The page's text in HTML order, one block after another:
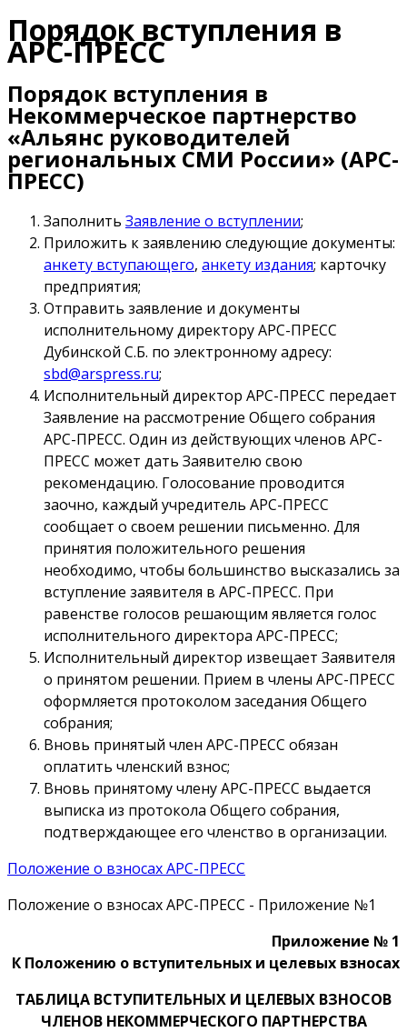
Порядок вступления в
АРС-ПРЕСС
Порядок вступления в
Некоммерческое партнерство
«Альянс руководителей
региональных СМИ России» (АРС-
ПРЕСС)
Заполнить Заявление о вступлении;
Приложить к заявлению следующие документы:
анкету вступающего, анкету издания; карточку
предприятия;
Отправить заявление и документы
исполнительному директору АРС-ПРЕСС
Дубинской С.Б. по электронному адресу:
sbd@arspress.ru;
Исполнительный директор АРС-ПРЕСС передает
Заявление на рассмотрение Общего собрания
АРС-ПРЕСС. Один из действующих членов АРС-
ПРЕСС может дать Заявителю свою
рекомендацию. Голосование проводится
заочно, каждый учредитель АРС-ПРЕСС
сообщает о своем решении письменно. Для
принятия положительного решения
необходимо, чтобы большинство высказались за
вступление заявителя в АРС-ПРЕСС. При
равенстве голосов решающим является голос
исполнительного директора АРС-ПРЕСС;
Исполнительный директор извещает Заявителя
о принятом решении. Прием в члены АРС-ПРЕСС
оформляется протоколом заседания Общего
собрания;
Вновь принятый член АРС-ПРЕСС обязан
оплатить членский взнос;
Вновь принятому члену АРС-ПРЕСС выдается
выписка из протокола Общего собрания,
подтверждающее его членство в организации.
Положение о взносах АРС-ПРЕСС
Положение о взносах АРС-ПРЕСС - Приложение №1
Приложение № 1
К Положению о вступительных и целевых взносах
ТАБЛИЦА ВСТУПИТЕЛЬНЫХ И ЦЕЛЕВЫХ ВЗНОСОВ
ЧЛЕНОВ НЕКОММЕРЧЕСКОГО ПАРТНЕРСТВА